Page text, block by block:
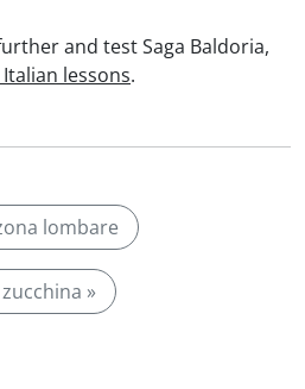
and test Saga Baldoria,
lessons.
lombare
»